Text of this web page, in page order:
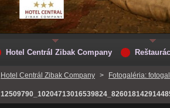
Hotel Centrál Zibak Company > Fotogaléria:
Hotel Centrál Zibak Company